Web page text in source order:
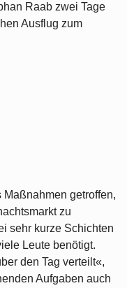
Raab zwei Tage
Ausflug zum
Maßnahmen getroffen,
zu
sehr kurze Schichten
Leute benötigt.
den Tag verteilt«,
Aufgaben auch